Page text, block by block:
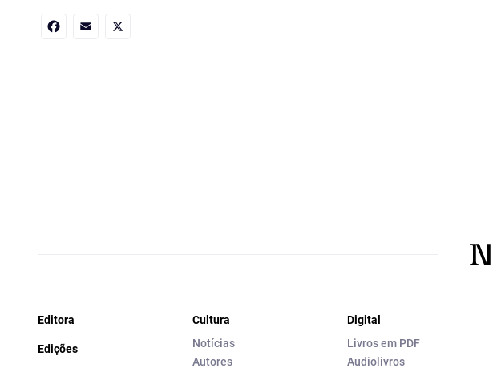
Editora
Edições
Cultura
Notícias
Autores
Digital
Livros em PDF
Audiolivros